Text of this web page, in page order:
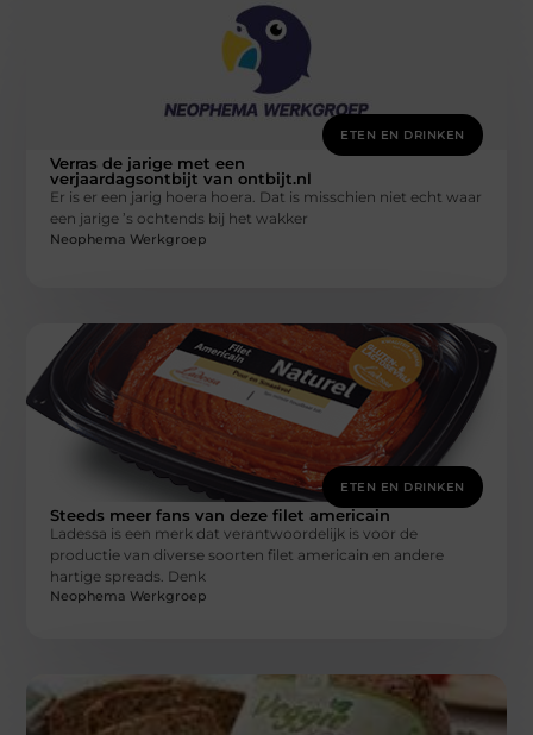
ETEN EN DRINKEN
Verras de jarige met een
verjaardagsontbijt van ontbijt.nl
Er is er een jarig hoera hoera. Dat is misschien niet echt waar
een jarige ’s ochtends bij het wakker
Neophema Werkgroep
ETEN EN DRINKEN
Steeds meer fans van deze filet americain
Ladessa is een merk dat verantwoordelijk is voor de
productie van diverse soorten filet americain en andere
hartige spreads. Denk
Neophema Werkgroep